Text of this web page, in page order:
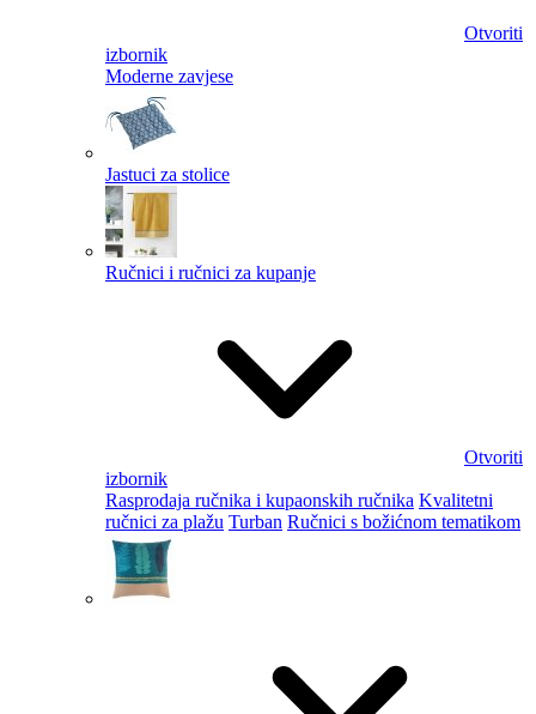
Otvoriti
izbornik
Moderne zavjese
Jastuci za stolice
Ručnici i ručnici za kupanje
Otvoriti
izbornik
Rasprodaja ručnika i kupaonskih ručnika Kvalitetni
ručnici za plažu Turban Ručnici s božićnom tematikom